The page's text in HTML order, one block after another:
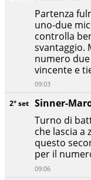
2° set Sinner-
Turno di
che lascia a
questo
per il
09:06
Partenza
uno-due
controlla
svantaggio.
numero
vincente e
09:03